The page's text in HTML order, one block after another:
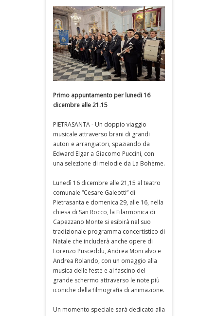
Primo appuntamento per lunedi 16
dicembre alle 21.15
PIETRASANTA - Un doppio viaggio
musicale attraverso brani di grandi
autori e arrangiatori, spaziando da
Edward Elgar a Giacomo Puccini, con
una selezione di melodie da La Bohème.
Lunedì 16 dicembre alle 21,15 al teatro
comunale “Cesare Galeotti” di
Pietrasanta e domenica 29, alle 16, nella
chiesa di San Rocco, la Filarmonica di
Capezzano Monte si esibirà nel suo
tradizionale programma concertistico di
Natale che includerà anche opere di
Lorenzo Pusceddu, Andrea Moncalvo e
Andrea Rolando, con un omaggio alla
musica delle feste e al fascino del
grande schermo attraverso le note più
iconiche della filmografia di animazione.
Un momento speciale sarà dedicato alla